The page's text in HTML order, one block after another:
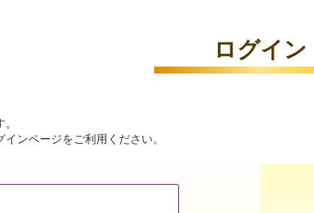
ログイン
ンページをご利用ください。